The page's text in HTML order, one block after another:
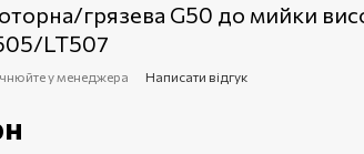
грязева G50 до мийки
LT507
у менеджера Написати відгук